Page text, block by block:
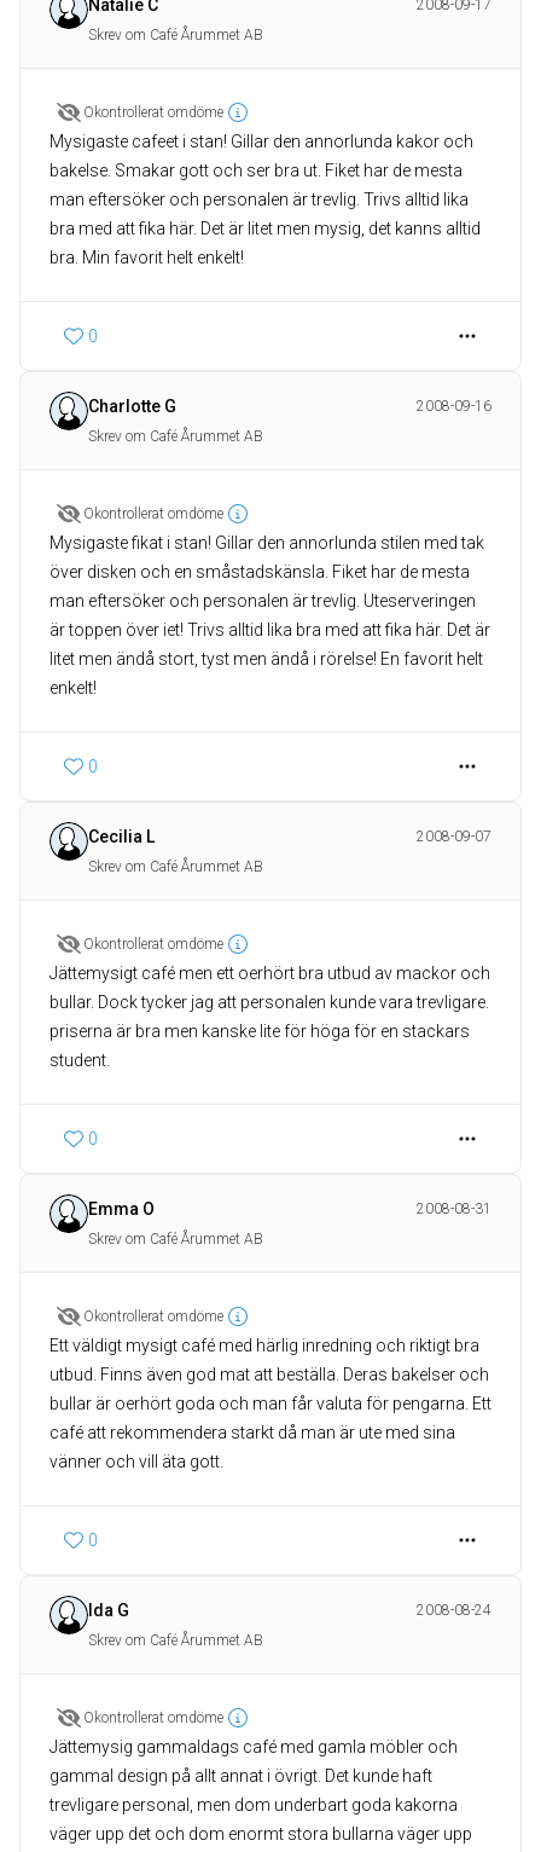
Natalie C
2008-09-17
Skrev om Café Årummet AB
Okontrollerat omdöme
Mysigaste cafeet i stan! Gillar den annorlunda kakor och
bakelse. Smakar gott och ser bra ut. Fiket har de mesta
man eftersöker och personalen är trevlig. Trivs alltid lika
bra med att fika här. Det är litet men mysig, det kanns alltid
0
Charlotte G
2008-09-16
Skrev om Café Årummet AB
Okontrollerat omdöme
Mysigaste fikat i stan! Gillar den annorlunda stilen med tak
över disken och en småstadskänsla. Fiket har de mesta
man eftersöker och personalen är trevlig. Uteserveringen
är toppen över iet! Trivs alltid lika bra med att fika här. Det är
litet men ändå stort, tyst men ändå i rörelse! En favorit helt
enkelt!
0
Cecilia L
2008-09-07
Skrev om Café Årummet AB
Okontrollerat omdöme
Jättemysigt café men ett oerhört bra utbud av mackor och
bullar. Dock tycker jag att personalen kunde vara trevligare.
priserna är bra men kanske lite för höga för en stackars
student.
0
Emma O
2008-08-31
Skrev om Café Årummet AB
Okontrollerat omdöme
Ett väldigt mysigt café med härlig inredning och riktigt bra
utbud. Finns även god mat att beställa. Deras bakelser och
bullar är oerhört goda och man får valuta för pengarna. Ett
café att rekommendera starkt då man är ute med sina
vänner och vill äta gott.
0
Ida G
2008-08-24
Skrev om Café Årummet AB
Okontrollerat omdöme
Jättemysig gammaldags café med gamla möbler och
gammal design på allt annat i övrigt. Det kunde haft
trevligare personal, men dom underbart goda kakorna
väger upp det och dom enormt stora bullarna väger upp